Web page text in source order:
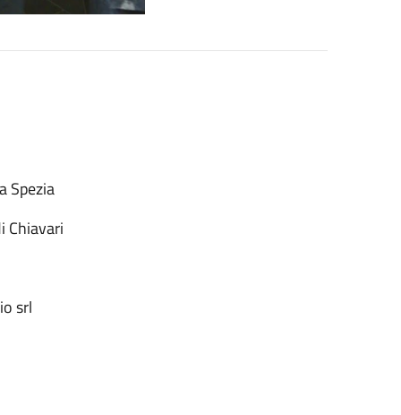
Spezia
Chiavari
srl